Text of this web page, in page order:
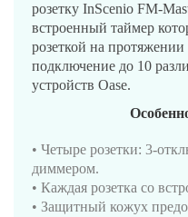
розетку InScenio FM-
встроенный таймер
розеткой на
подключение до 10
устройств Oase.
• Четыре розетки: 3-
диммером.
• Каждая розетка со
• Защитный кожух